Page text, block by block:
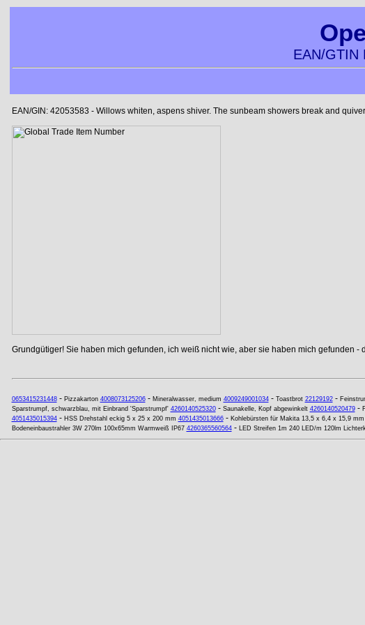
EAN/GTIN
EAN/GIN: 42053583 - Willows whiten, aspens shiver. The sunbeam showers break and
Grundgütiger! Sie haben mich gefunden, ich weiß nicht wie, aber sie haben mich gefunden -
0653415231448- Pizzakarton 4008073125206- Mineralwasser, medium 4009249001034- Toastbrot 22129192-
Sparstrumpf, schwarzblau, mit Einbrand 'Sparstrumpf' 4260140525320- Saunakelle, Kopf abgewinkelt 4260140520479-
4051435015394- HSS Drehstahl eckig 5 x 25 x 200 mm 4051435013666- Kohlebürsten für Makita 13,5 x 6,4 x 15,9
Bodeneinbaustrahler 3W 270lm 100x65mm Warmweiß IP67 4260365560564- LED Streifen 1m 240 LED/m 120lm